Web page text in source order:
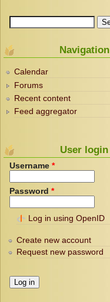
Navigation
Calendar
Forums
Recent content
Feed aggregator
User login
Username *
Password *
Log in using OpenID
Create new account
Request new password